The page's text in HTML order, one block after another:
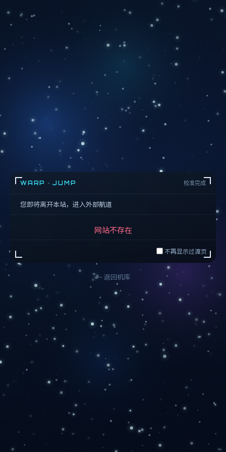
WARP · JUMP 校准完成
您即将离开本站，进入外部航道
网站不存在
不再显示过渡页
← 返回机库